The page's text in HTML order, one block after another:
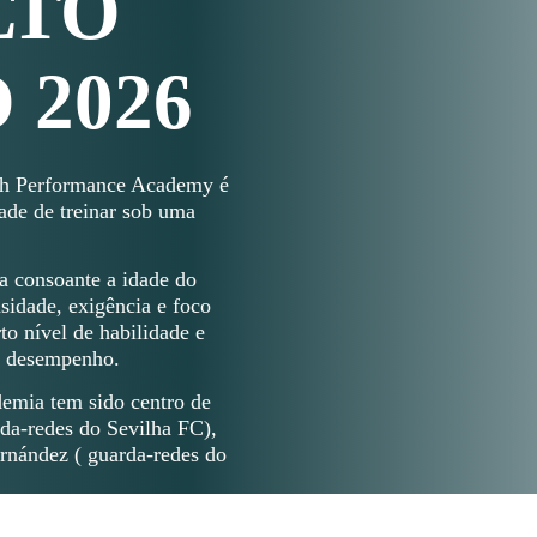
Performance Academy é
de treinar sob uma
consoante a idade do
exigência e foco
nível de habilidade e
tem sido centro de
redes do Sevilha FC),
( guarda-redes do